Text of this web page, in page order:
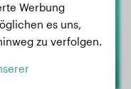
1
Werbung
es uns,
zu verfolgen.